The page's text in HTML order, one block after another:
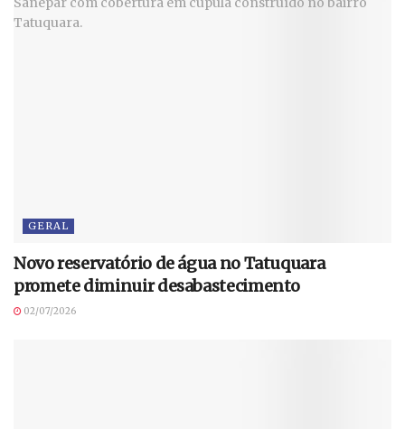
GERAL
Novo reservatório de água no Tatuquara
promete diminuir desabastecimento
02/07/2026